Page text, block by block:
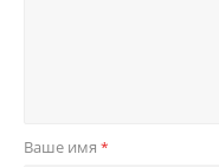
Ваше имя *